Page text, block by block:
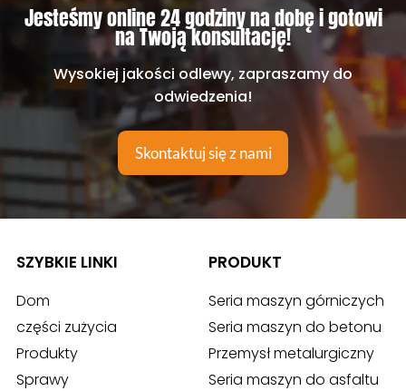
Jesteśmy online 24 godziny na dobę i gotowi
na Twoją konsultację!
Wysokiej jakości odlewy, zapraszamy do
odwiedzenia!
Skontaktuj się z nami
SZYBKIE LINKI
Dom
części zużycia
Produkty
Sprawy
PRODUKT
Seria maszyn górniczych
Seria maszyn do betonu
Przemysł metalurgiczny
Seria maszyn do asfaltu